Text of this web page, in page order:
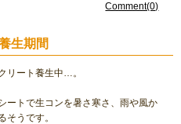
Comment(0)
生期間
リート養生中…。
ートで生コンを暑さ寒さ、雨や風か
そうです。